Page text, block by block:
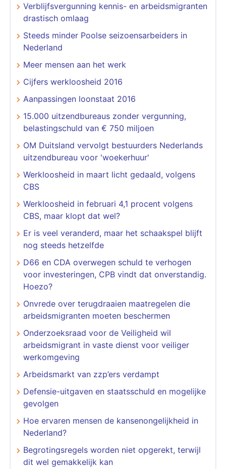
Verblijfsvergunning kennis- en arbeidsmigranten
drastisch omlaag
Steeds minder Poolse seizoensarbeiders in
Nederland
Meer mensen aan het werk
Cijfers werkloosheid 2016
Aanpassingen loonstaat 2016
15.000 uitzendbureaus zonder vergunning,
belastingschuld van € 750 miljoen
OM Duitsland vervolgt bestuurders Nederlands
uitzendbureau voor 'woekerhuur'
Werkloosheid in maart licht gedaald, volgens
CBS
Werkloosheid in februari 4,1 procent volgens
CBS, maar klopt dat wel?
Er is veel veranderd, maar het schaakspel blijft
nog steeds hetzelfde
D66 en CDA overwegen schuld te verhogen
voor investeringen, CPB vindt dat onverstandig.
Hoezo?
Onvrede over terugdraaien maatregelen die
arbeidsmigranten moeten beschermen
Onderzoeksraad voor de Veiligheid wil
arbeidsmigrant in vaste dienst voor veiliger
werkomgeving
Arbeidsmarkt van zzp’ers verdampt
Defensie-uitgaven en staatsschuld en mogelijke
gevolgen
Hoe ervaren mensen de kansenongelijkheid in
Nederland?
Begrotingsregels worden niet opgerekt, terwijl
dit wel gemakkelijk kan